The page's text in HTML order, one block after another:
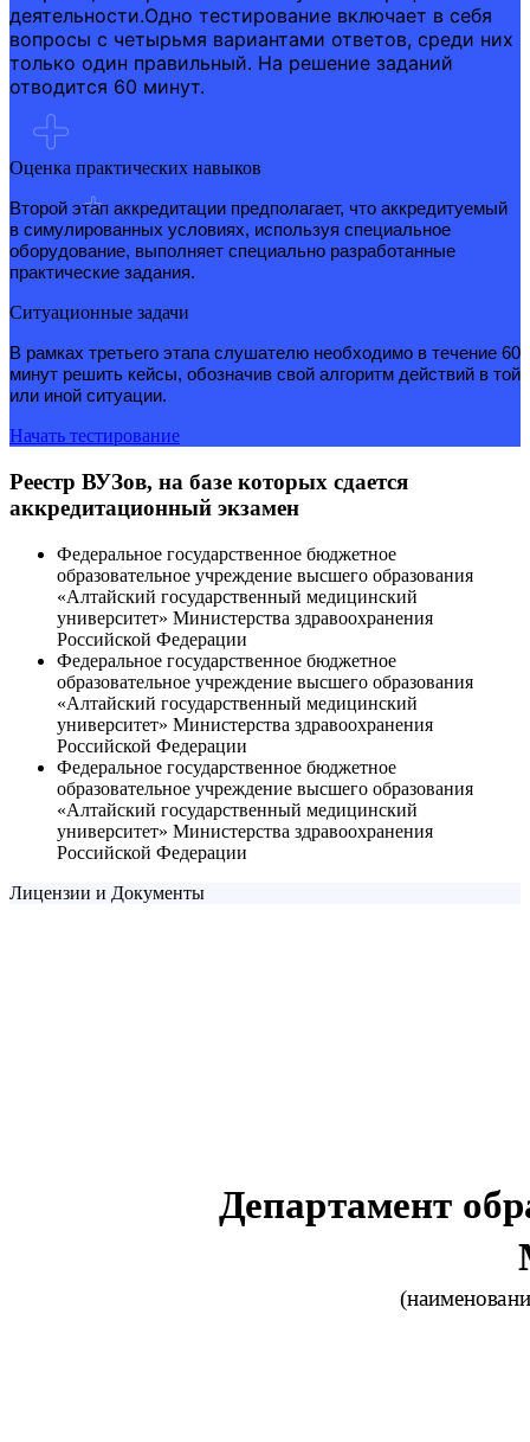
деятельности.Одно тестирование включает в себя
вопросы с четырьмя вариантами ответов, среди них
только один правильный. На решение заданий
отводится 60 минут.
Оценка практических навыков
Второй этап аккредитации предполагает, что аккредитуемый
в симулированных условиях, используя специальное
оборудование, выполняет специально разработанные
практические задания.
Ситуационные задачи
В рамках третьего этапа слушателю необходимо в течение 60
минут решить кейсы, обозначив свой алгоритм действий в той
или иной ситуации.
Начать тестирование
Реестр ВУЗов, на базе которых сдается
аккредитационный экзамен
Федеральное государственное бюджетное
образовательное учреждение высшего образования
«Алтайский государственный медицинский
университет» Министерства здравоохранения
Российской Федерации
Федеральное государственное бюджетное
образовательное учреждение высшего образования
«Алтайский государственный медицинский
университет» Министерства здравоохранения
Российской Федерации
Федеральное государственное бюджетное
образовательное учреждение высшего образования
«Алтайский государственный медицинский
университет» Министерства здравоохранения
Российской Федерации
Лицензии и Документы